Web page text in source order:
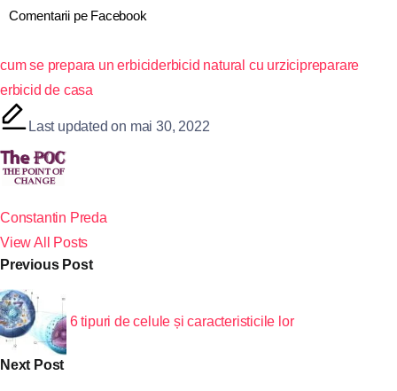
Comentarii pe Facebook
cum se prepara un erbiciderbicid natural cu urzicipreparare
erbicid de casa
Last updated on mai 30, 2022
Constantin Preda
View All Posts
Previous Post
6 tipuri de celule și caracteristicile lor
Next Post